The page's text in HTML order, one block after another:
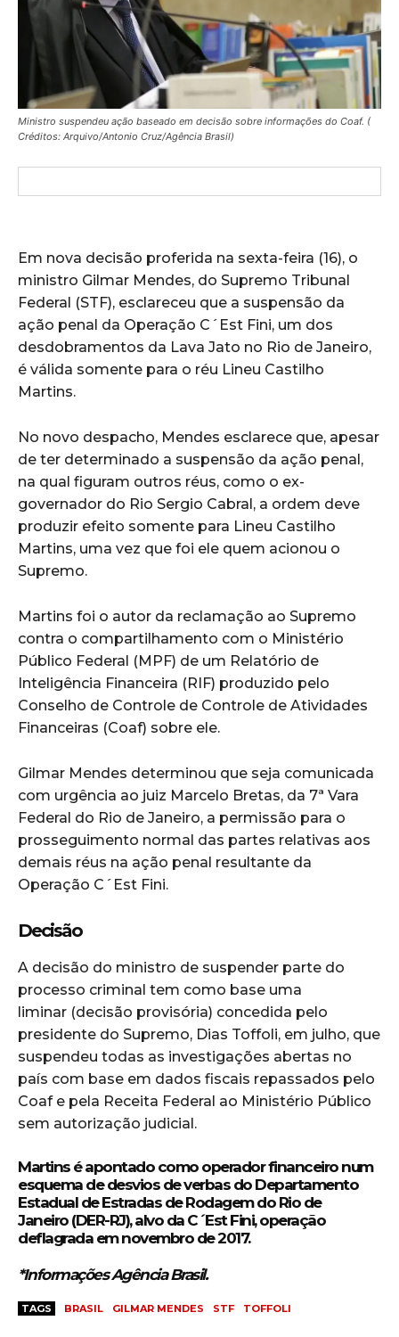
Ministro suspendeu ação baseado em decisão sobre informações do Coaf. (
Créditos: Arquivo/Antonio Cruz/Agência Brasil)
Em nova decisão proferida na sexta-feira (16), o
ministro Gilmar Mendes, do Supremo Tribunal
Federal (STF), esclareceu que a suspensão da
ação penal da Operação C´Est Fini, um dos
desdobramentos da Lava Jato no Rio de Janeiro,
é válida somente para o réu Lineu Castilho
Martins.
No novo despacho, Mendes esclarece que, apesar
de ter determinado a suspensão da ação penal,
na qual figuram outros réus, como o ex-
governador do Rio Sergio Cabral, a ordem deve
produzir efeito somente para Lineu Castilho
Martins, uma vez que foi ele quem acionou o
Supremo.
Martins foi o autor da reclamação ao Supremo
contra o compartilhamento com o Ministério
Público Federal (MPF) de um Relatório de
Inteligência Financeira (RIF) produzido pelo
Conselho de Controle de Controle de Atividades
Financeiras (Coaf) sobre ele.
Gilmar Mendes determinou que seja comunicada
com urgência ao juiz Marcelo Bretas, da 7ª Vara
Federal do Rio de Janeiro, a permissão para o
prosseguimento normal das partes relativas aos
demais réus na ação penal resultante da
Operação C´Est Fini.
Decisão
A decisão do ministro de suspender parte do
processo criminal tem como base uma
liminar (decisão provisória) concedida pelo
presidente do Supremo, Dias Toffoli, em julho, que
suspendeu todas as investigações abertas no
país com base em dados fiscais repassados pelo
Coaf e pela Receita Federal ao Ministério Público
sem autorização judicial.
Martins é apontado como operador financeiro num
esquema de desvios de verbas do Departamento
Estadual de Estradas de Rodagem do Riode
Janeiro(DER-RJ), alvo da C´Est Fini, operação
deflagrada em novembro de 2017.
*Informações Agência Brasil.
TAGS BRASIL GILMAR MENDES STF TOFFOLI